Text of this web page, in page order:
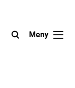
Meny